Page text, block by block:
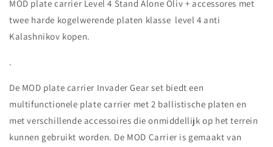
MOD plate carrier Level 4 Stand Alone Oliv + accessores met
twee harde kogelwerende platen klasse level 4 anti
Kalashnikov kopen.
.
De MOD plate carrier Invader Gear set biedt een
multifunctionele plate carrier met 2 ballistische platen en
met verschillende accessoires die onmiddellijk op het terrein
kunnen gebruikt worden. De MOD Carrier is gemaakt van